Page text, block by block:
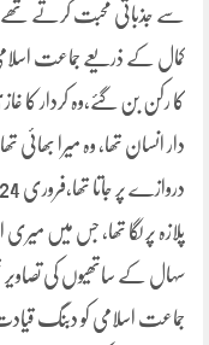
کا رکن بن گئے،وہ کردار کا
دار انسان تھا، وہ میرا
پلازہ پر لگا تھا، جس میں
سہال کے ساتھیوں کی
جماعت اسلامی کو دبنگ